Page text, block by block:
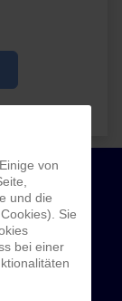
von
und die
Sie
bei einer